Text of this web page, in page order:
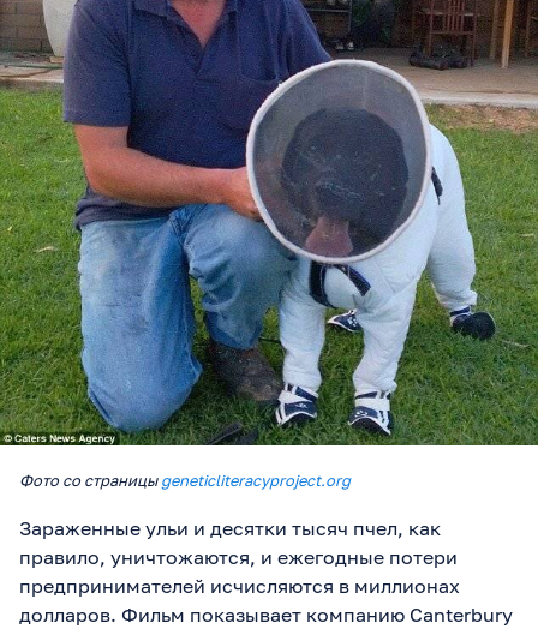
Фото со страницыgeneticliteracyproject.org
Зараженные ульи и десятки тысяч пчел, как
правило, уничтожаются, и ежегодные потери
предпринимателей исчисляются в миллионах
долларов. Фильм показывает компанию Canterbury